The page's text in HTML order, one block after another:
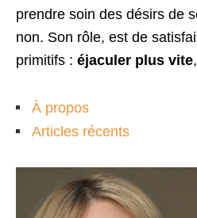
prendre soin des désirs de
non. Son rôle, est de
primitifs : éjaculer plus vite
À propos
Articles récents